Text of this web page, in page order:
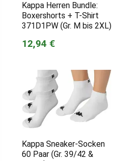
Kappa Herren Bundle:
Boxershorts + T-Shirt
371D1PW (Gr. M bis 2XL)
12,94 €
Kappa Sneaker-Socken
60 Paar (Gr. 39/42 &